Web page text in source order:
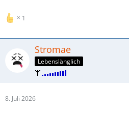
1
Stromae
Lebenslänglich
8. Juli 2026